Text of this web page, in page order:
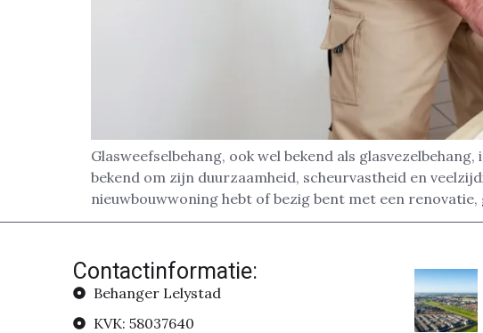
Glasweefselbehang, ook wel bekend als
bekend om zijn duurzaamheid, scheurvastheid en
nieuwbouwwoning hebt of bezig bent met een
Contactinformatie:
Behanger Lelystad
KVK: 58037640